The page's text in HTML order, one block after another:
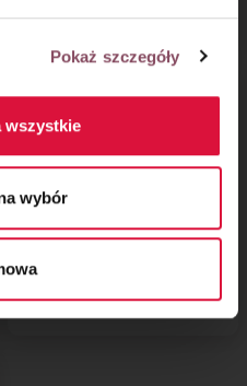
Pokaż szczegóły
wszystkie
wybór
Gruszki pieczone
z wanilią